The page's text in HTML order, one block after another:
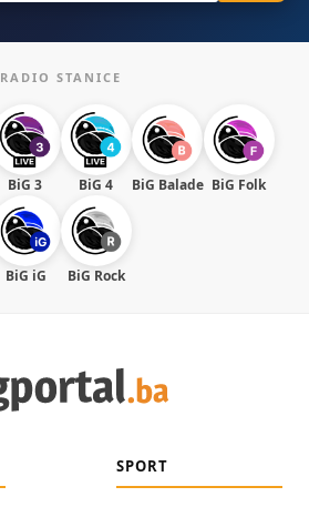
RADIO STANICE
BiG 3 BiG 4 BiG Balade BiG Folk
BiG iG BiG Rock
SPORT